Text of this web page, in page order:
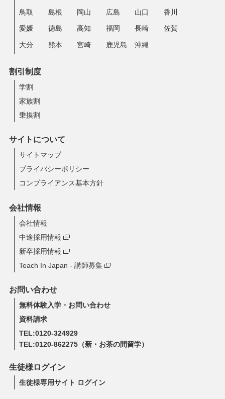
鳥取 島根 岡山 広島 山口 香川
愛媛 徳島 高知 福岡 長崎 佐賀
大分 熊本 宮崎 鹿児島 沖縄
割引制度
学割
家族割
乗換割
サイトについて
サイトマップ
プライバシーポリシー
コンプライアンス基本方針
会社情報
会社情報
中途採用情報
新卒採用情報
Teach In Japan - 講師募集
お問い合わせ
無料体験入学・お問い合わせ
資料請求
TEL:0120-324929
TEL:0120-862275 （新・お茶の間留学）
生徒様ログイン
生徒様専用サイト ログイン